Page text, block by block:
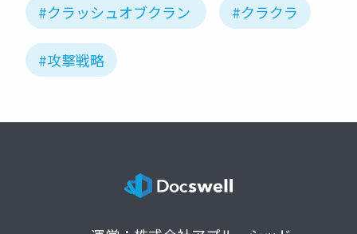
#クラッシュオブクラン #クラクラ
#攻撃戦略